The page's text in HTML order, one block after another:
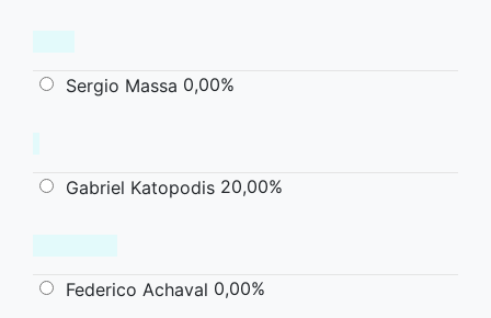
Sergio Massa 0,00%
Gabriel Katopodis 20,00%
Federico Achaval 0,00%